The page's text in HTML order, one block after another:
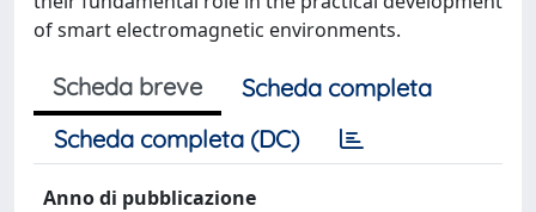
of smart electromagnetic environments.
Scheda breve
Scheda completa
Scheda completa (DC)
Anno di pubblicazione